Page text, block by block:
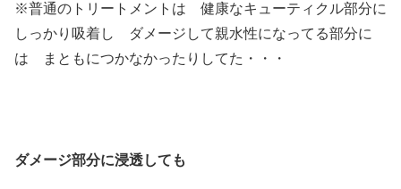
※普通のトリートメントは 健康なキューティクル部分に
しっかり吸着し ダメージして親水性になってる部分に
は まともにつかなかったりしてた・・・
ダメージ部分に浸透しても